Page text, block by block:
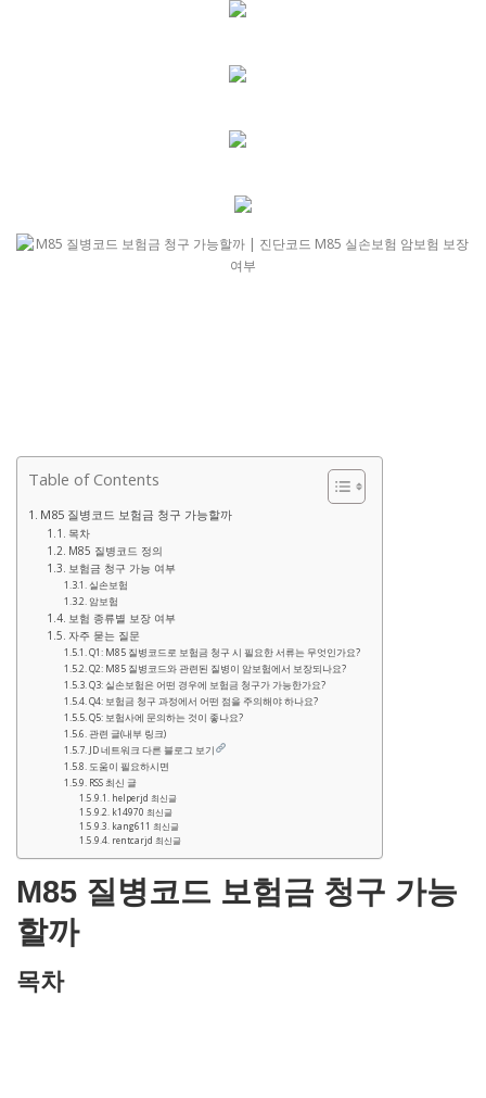
Table of Contents
M85 질병코드 보험금 청구 가능할까
목차
M85 질병코드 정의
보험금 청구 가능 여부
실손보험
암보험
보험 종류별 보장 여부
자주 묻는 질문
Q1: M85 질병코드로 보험금 청구 시 필요한 서류는 무엇인가요?
Q2: M85 질병코드와 관련된 질병이 암보험에서 보장되나요?
Q3: 실손보험은 어떤 경우에 보험금 청구가 가능한가요?
Q4: 보험금 청구 과정에서 어떤 점을 주의해야 하나요?
Q5: 보험사에 문의하는 것이 좋나요?
관련 글(내부 링크)
JD 네트워크 다른 블로그 보기
도움이 필요하시면
RSS 최신 글
helperjd 최신글
k14970 최신글
kang611 최신글
rentcarjd 최신글
M85 질병코드 보험금 청구 가능
할까
목차